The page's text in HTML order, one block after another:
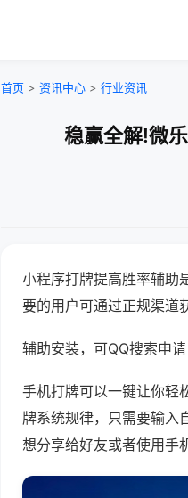
首页 > 资讯中心 > 行业资讯
稳赢全解!微
小程序打牌提高胜率辅助
要的用户可通过正规渠道
辅助安装，可QQ搜索申
手机打牌可以一键让你轻
牌系统规律，只需要输入
想分享给好友或者使用手